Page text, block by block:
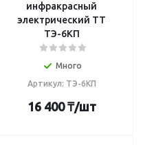
инфракрасный
электрический TT
ТЭ-6КП
Много
Артикул: ТЭ-6КП
16 400₸/шт